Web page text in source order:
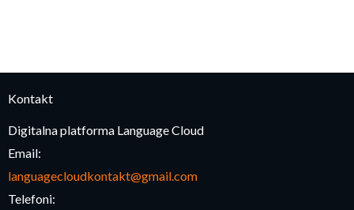
Kontakt
Digitalna platforma Language Cloud
Email:
languagecloudkontakt@gmail.com
Telefoni: